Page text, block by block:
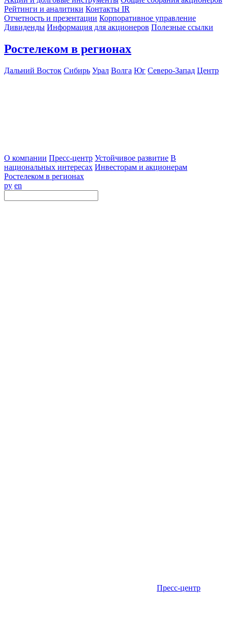
Рейтинги и аналитики Контакты IR
Отчетность и презентации Корпоративное управление
Дивиденды Информация для акционеров Полезные ссылки
Ростелеком в регионах
Дальний Восток Сибирь Урал Волга Юг Северо-Запад Центр
О компании Пресс-центр Устойчивое развитие В
национальных интересах Инвесторам и акционерам
Ростелеком в регионах
ру en
Пресс-центр